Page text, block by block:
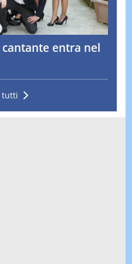
entra nel
tutti